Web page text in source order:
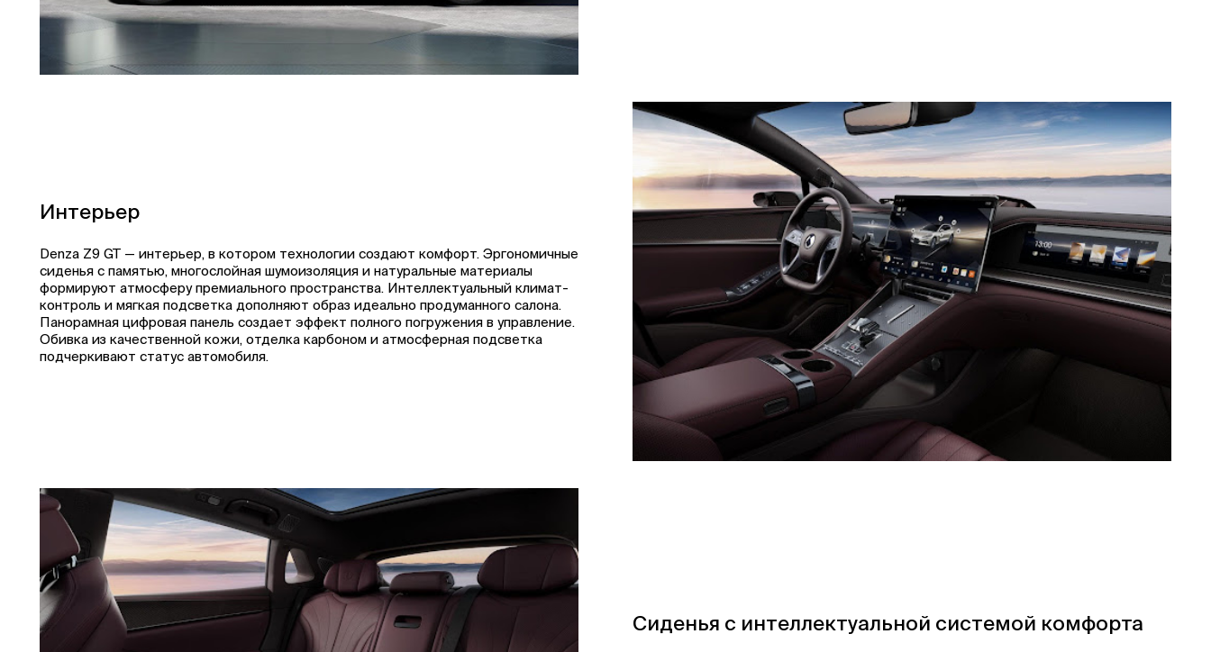
Интерьер
Denza Z9 GT — интерьер, в котором технологии создают комфорт. Эргономичные
сиденья с памятью, многослойная шумоизоляция и натуральные материалы
формируют атмосферу премиального пространства. Интеллектуальный климат-
контроль и мягкая подсветка дополняют образ идеально продуманного салона.
Панорамная цифровая панель создает эффект полного погружения в управление.
Обивка из качественной кожи, отделка карбоном и атмосферная подсветка
подчеркивают статус автомобиля.
Сиденья с интеллектуальной системой комфорта